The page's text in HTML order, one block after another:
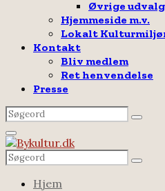
Øvrige udvalg
Hjemmeside m.v.
Lokalt
Kontakt
Bliv medlem
Ret henvendelse
Presse
Search
for:
Search
Facebook
Email
Rss
Primary
Menu
Search
for:
Search
Hjem